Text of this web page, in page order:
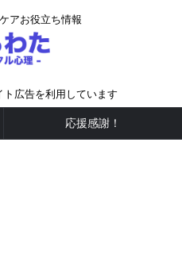
アお役立ち情報
広告を利用しています
応援感謝！